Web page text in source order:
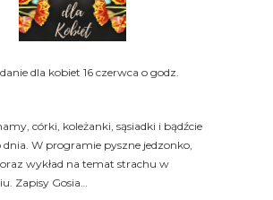
dla kobiet 16 czerwca o godz.
córki, koleżanki, sąsiadki i bądźcie
W programie pyszne jedzonko,
wykład na temat strachu w
Zapisy Gosia…